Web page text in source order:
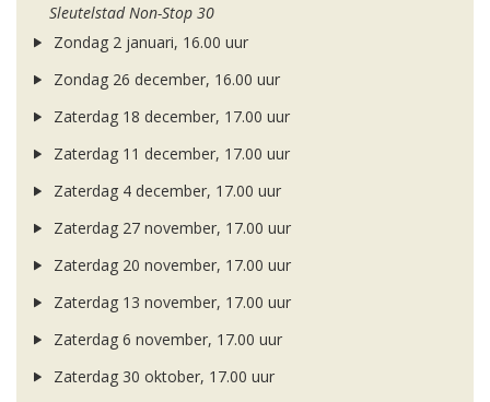
Sleutelstad Non-Stop 30
Zondag 2 januari, 16.00 uur
Zondag 26 december, 16.00 uur
Zaterdag 18 december, 17.00 uur
Zaterdag 11 december, 17.00 uur
Zaterdag 4 december, 17.00 uur
Zaterdag 27 november, 17.00 uur
Zaterdag 20 november, 17.00 uur
Zaterdag 13 november, 17.00 uur
Zaterdag 6 november, 17.00 uur
Zaterdag 30 oktober, 17.00 uur